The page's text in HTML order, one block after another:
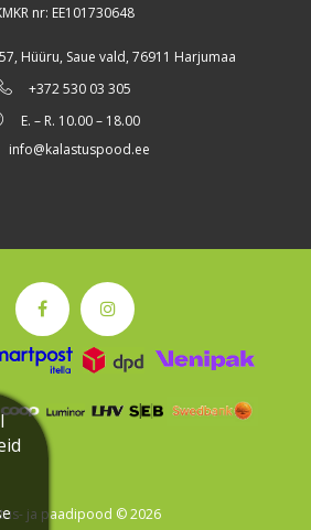
nr: EE101730648
Hüüru, Saue vald, 76911 Harjumaa
+372 530 03 305
E. – R. 10.00 – 18.00
info@kalastuspood.ee
ja paadipood © 2026